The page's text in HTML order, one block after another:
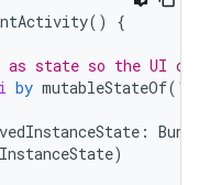
() {
as state so the UI
by mutableStateOf(
:
)